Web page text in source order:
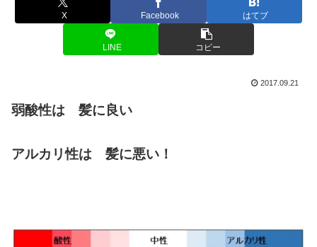
X Facebook はてブ
LINE コピー
2017.09.21
弱酸性は 髪に良い
アルカリ性は 髪に悪い！